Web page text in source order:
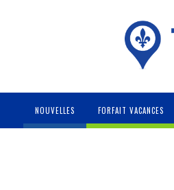
NOUVELLES FORFAIT VACANCES